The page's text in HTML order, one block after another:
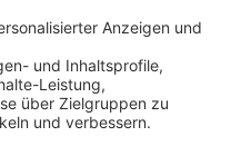
Ärzte und
in Leverkusen